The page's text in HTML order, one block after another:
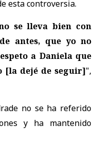
esta controversia.
se lleva bien con
antes, que yo no
a Daniela que
[la dejé de seguir]",
no se ha referido
y ha mantenido